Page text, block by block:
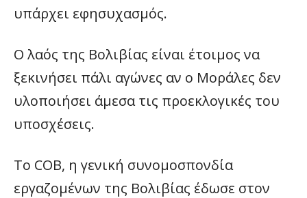
υπάρχει εφησυχασμός.
Ο λαός της Βολιβίας είναι έτοιμος να
ξεκινήσει πάλι αγώνες αν ο Μοράλες δεν
υλοποιήσει άμεσα τις προεκλογικές του
υποσχέσεις.
Το COB, η γενική συνομοσπονδία
εργαζομένων της Βολιβίας έδωσε στον